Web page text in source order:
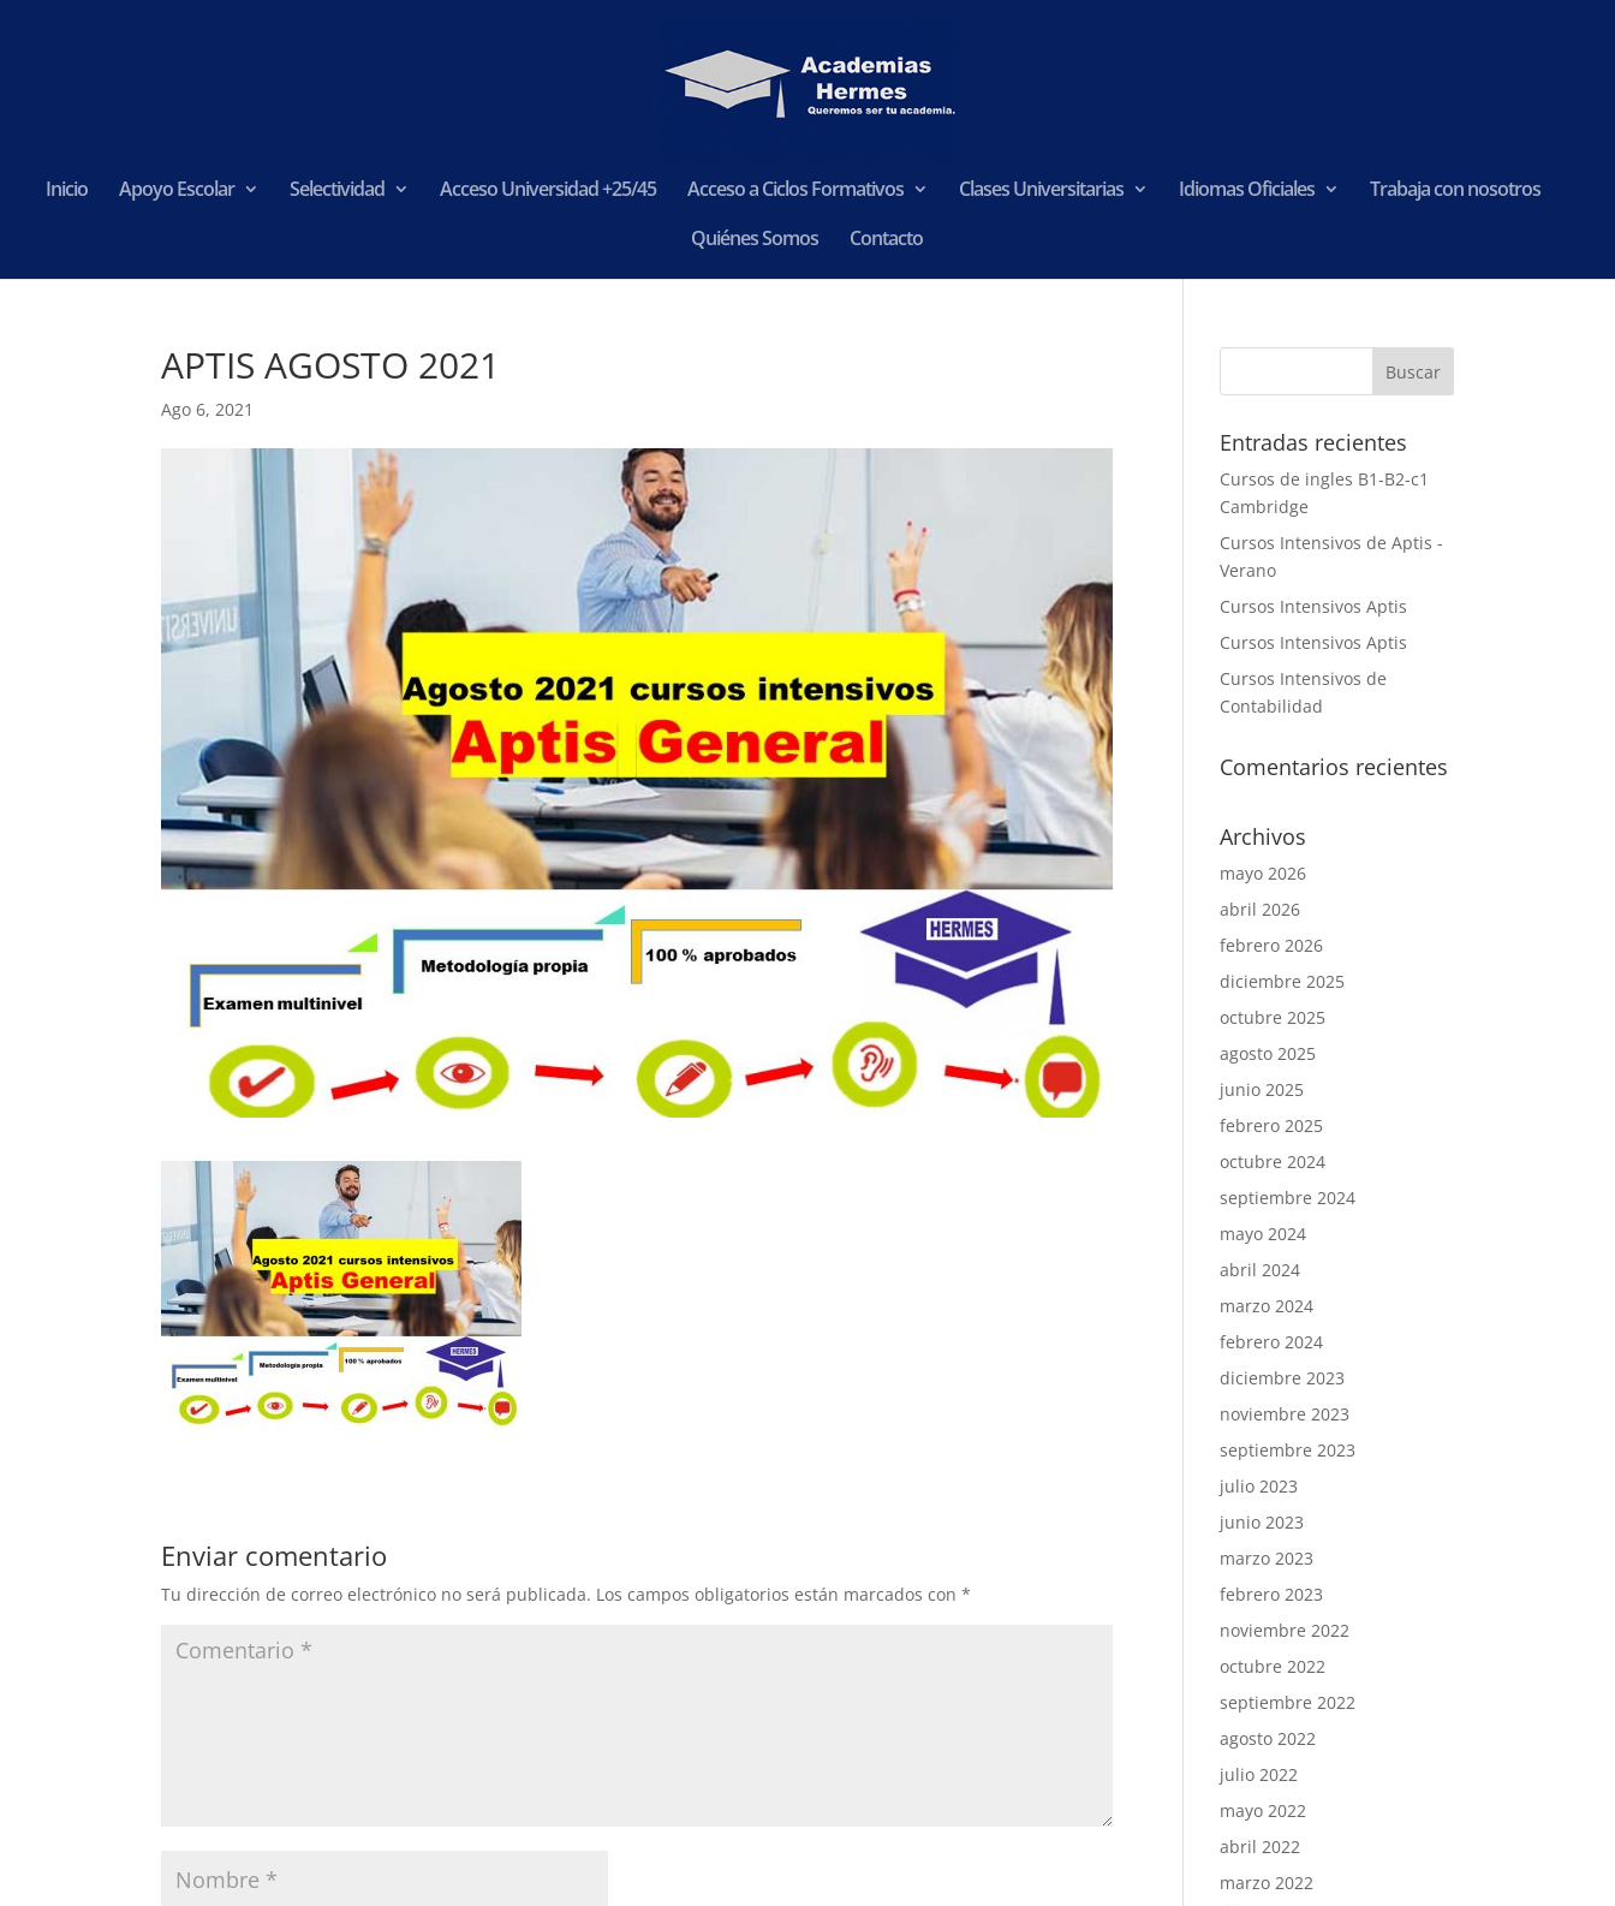
Inicio Apoyo Escolar Selectividad Acceso Universidad +25/45 Acceso a Ciclos Formativos Clases Universitarias Idiomas Oficiales
Trabaja con nosotros
Quiénes Somos
Contacto
APTIS AGOSTO 2021
Ago 6, 2021
Enviar comentario
Tu dirección de correo electrónico no será publicada. Los campos obligatorios están marcados con*
Entradas recientes
Cursos de ingles B1-B2-c1
Cambridge
Cursos Intensivos de Aptis -
Verano
Cursos Intensivos Aptis
Cursos Intensivos Aptis
Cursos Intensivos de
Contabilidad
Comentarios recientes
Archivos
mayo 2026
abril 2026
febrero 2026
diciembre 2025
octubre 2025
agosto 2025
junio 2025
febrero 2025
octubre 2024
septiembre 2024
mayo 2024
abril 2024
marzo 2024
febrero 2024
diciembre 2023
noviembre 2023
septiembre 2023
julio 2023
junio 2023
marzo 2023
febrero 2023
noviembre 2022
octubre 2022
septiembre 2022
agosto 2022
julio 2022
mayo 2022
abril 2022
marzo 2022